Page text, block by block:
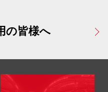
の皆様へ